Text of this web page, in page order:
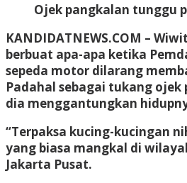
Ojek pangkalan tunggu
KANDIDATNEWS.COM –
berbuat apa-apa ketika
sepeda motor dilarang
Padahal sebagai tukang ojek
dia menggantungkan
“Terpaksa kucing-kucingan
yang biasa mangkal di
Jakarta Pusat.